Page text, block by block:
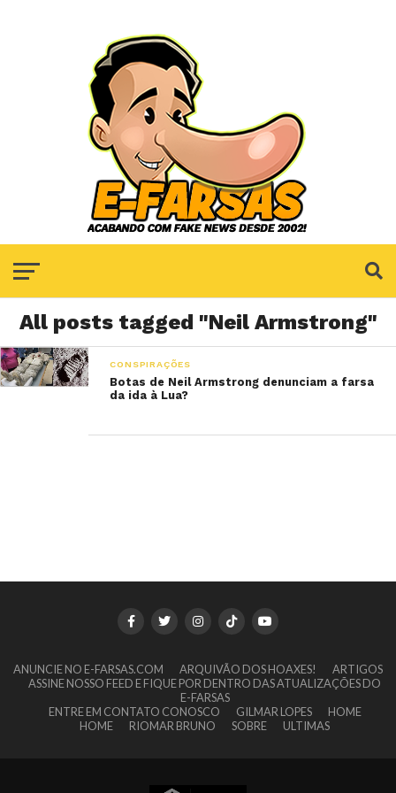
All posts tagged "Neil Armstrong"
CONSPIRAÇÕES
Botas de Neil Armstrong denunciam a farsa
da ida à Lua?
ANUNCIE NO E-FARSAS.COM ARQUIVÃO DOS HOAXES!
ARTIGOS
ASSINE NOSSO FEED E FIQUE POR DENTRO DAS ATUALIZAÇÕES DO
E-FARSAS
ENTRE EM CONTATO CONOSCO
GILMAR LOPES
HOME
HOME
RIOMAR BRUNO SOBRE ULTIMAS